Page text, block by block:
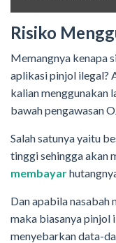
Risiko
Memangnya kenapa
aplikasi pinjol ilegal?
kalian menggunakan
bawah pengawasan
Salah satunya yaitu
tinggi sehingga akan
membayar
Dan apabila nasabah
maka biasanya pinjol
menyebarkan data-